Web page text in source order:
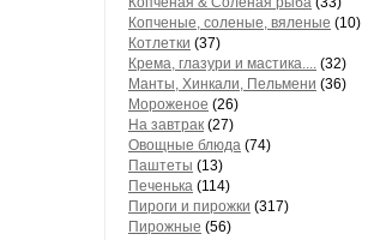
Копченые, соленые, вяленые (10)
Котлетки (37)
Крема, глазури и мастика.... (32)
Манты, Хинкали, Пельмени (36)
Мороженое (26)
На завтрак (27)
Овощные блюда (74)
Паштеты (13)
Печенька (114)
Пироги и пирожки (317)
Пирожные (56)